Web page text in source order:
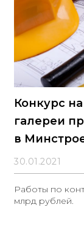
Конкурс
галереи
в
30.01.2021
Работы по
млрд рублей.